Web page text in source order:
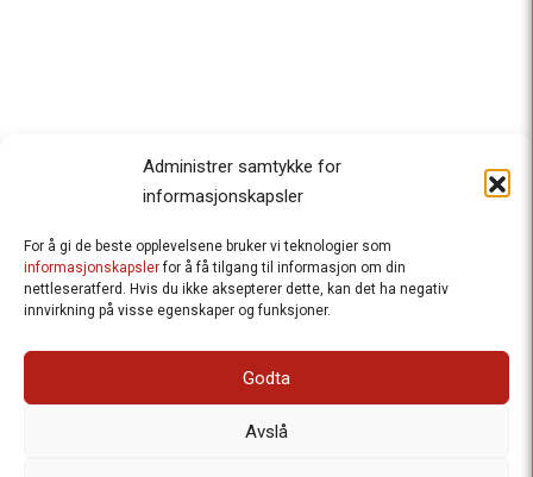
Administrer samtykke for
informasjonskapsler
For å gi de beste opplevelsene bruker vi teknologier som
informasjonskapslerfor å få tilgang til informasjon om din
nettleseratferd. Hvis du ikke aksepterer dette, kan det ha negativ
innvirkning på visse egenskaper og funksjoner.
Godta
Avslå
Besteforeldrenes klimaaksjon
Ansvarlig redaktør
: Halfdan Wiik |
: Postboks 1231 Vika, 0110 Oslo.
Organisasjonsnummer